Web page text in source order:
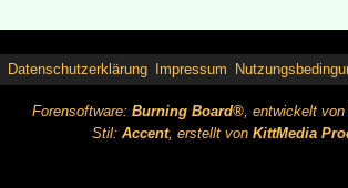
Datenschutzerklärung Impressum
Forensoftware: Burning Board®, entwickelt von
Stil: Accent, erstellt von KittMedia